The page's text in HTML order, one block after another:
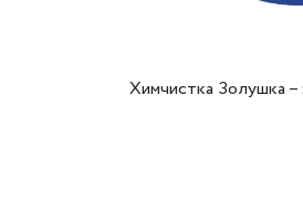
Химчистка Золушка